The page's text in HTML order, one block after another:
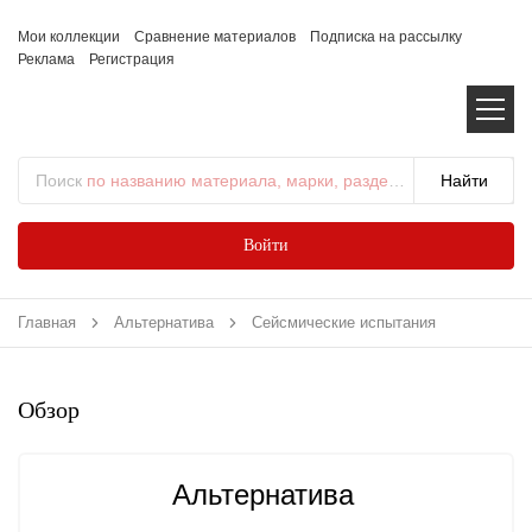
Мои коллекции Сравнение материалов
Подписка на рассылку
Реклама
Регистрация
Поиск по названию материала, марки, раздела...
Войти
Главная Альтернатива Сейсмические испытания
Обзор
Альтернатива